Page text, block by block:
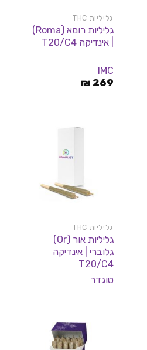
גליליות THC
גליליות רומא (Roma)
| אינדיקה T20/C4
IMC
269
₪
גליליות THC
גליליות אור (Or)
גלוברי | אינדיקה
T20/C4
טוגדר